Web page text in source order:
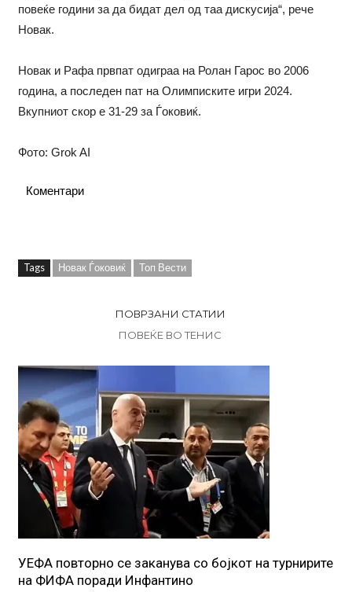
повеќе години за да бидат дел од таа дискусија“, рече
Новак.
Новак и Рафа првпат одиграа на Ролан Гарос во 2006
година, а последен пат на Олимписките игри 2024.
Вкупниот скор е 31-29 за Ѓоковиќ.
Фото: Grok AI
Коментари
Tags Новак Ѓоковиќ Топ Вести
ПОВРЗАНИ СТАТИИ
ПОВЕЌЕ ВО ТЕНИС
УЕФА повторно се заканува со бојкот на турнирите
на ФИФА поради Инфантино